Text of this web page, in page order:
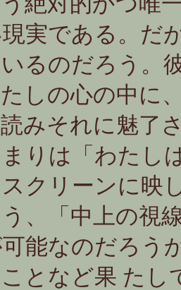
実である。だ
るのだろう。
たしの心の中に
みそれに魅了
りは「わたし
クリーンに映
、「中上の視
能なのだろう
となど果 たし